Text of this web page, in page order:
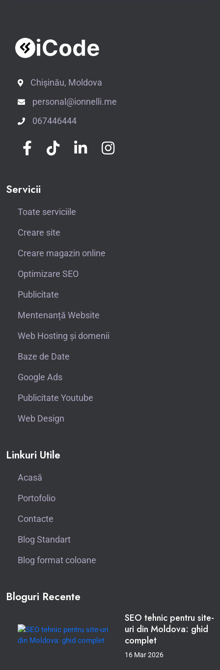
Chișinău, Moldova
personal@ionnelli.me
067446444
Servicii
Toate serviciile
Creare site
Creare magazin online
Optimizare SEO
Publicitate
Mentenanță Website
Web Hosting și domenii
Baze de Date
Google Ads
Publicitate Youtube
Web Design
Linkuri Utile
Acasă
Portofolio
Contacte
Blog Standart
Blog format coloane
Bloguri Recente
SEO tehnic pentru site-
uri din Moldova: ghid
complet
16 Mar 2026